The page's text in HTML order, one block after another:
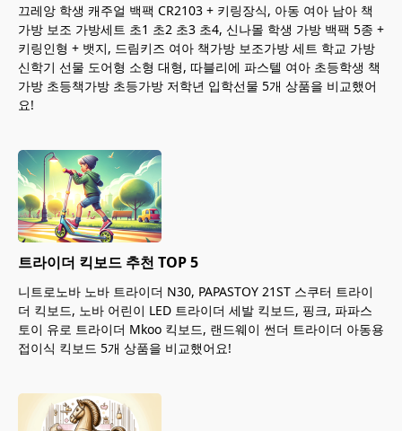
끄레앙 학생 캐주얼 백팩 CR2103 + 키링장식, 아동 여아 남아 책
가방 보조 가방세트 초1 초2 초3 초4, 신나몰 학생 가방 백팩 5종 +
키링인형 + 뱃지, 드림키즈 여아 책가방 보조가방 세트 학교 가방
신학기 선물 도어형 소형 대형, 따블리에 파스텔 여아 초등학생 책
가방 초등책가방 초등가방 저학년 입학선물 5개 상품을 비교했어
요!
트라이더 킥보드 추천 TOP 5
니트로노바 노바 트라이더 N30, PAPASTOY 21ST 스쿠터 트라이
더 킥보드, 노바 어린이 LED 트라이더 세발 킥보드, 핑크, 파파스
토이 유로 트라이더 Mkoo 킥보드, 랜드웨이 썬더 트라이더 아동용
접이식 킥보드 5개 상품을 비교했어요!